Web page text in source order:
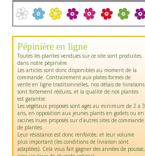
Pépinière en ligne
Toutes les plantes vendues sur ce site sont produites
dans notre pépinière.
Les articles sont donc disponibles au moment de la
commande. Contrairement aux plates-formes de
vente en ligne traditionnelles, nos délais de livraisons
sont fortement réduits, et la qualité de nos plantes
est garantie.
Les végétaux proposés sont agés au minimum de 2 à 3
ans, en opposition aux jeunes plants en godets ou en
racines nues proposés sur d'autres sites de commande
de plantes.
Leur résistance est donc renforcée, et leur volume
plus important (les conditions de livraison sont
adaptées). Cela vous fait gagner des années de pousse,